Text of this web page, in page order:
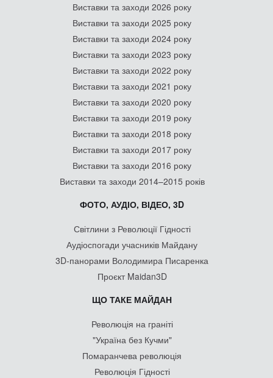
Виставки та заходи 2026 року
Виставки та заходи 2025 року
Виставки та заходи 2024 року
Виставки та заходи 2023 року
Виставки та заходи 2022 року
Виставки та заходи 2021 року
Виставки та заходи 2020 року
Виставки та заходи 2019 року
Виставки та заходи 2018 року
Виставки та заходи 2017 року
Виставки та заходи 2016 року
Виставки та заходи 2014–2015 років
ФОТО, АУДІО, ВІДЕО, 3D
Світлини з Революції Гідності
Аудіоспогади учасників Майдану
3D-панорами Володимира Писаренка
Проєкт Maidan3D
ЩО ТАКЕ МАЙДАН
Революція на граніті
"Україна без Кучми"
Помаранчева революція
Революція Гідності